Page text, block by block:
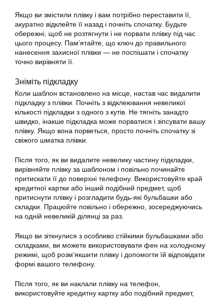
Якщо ви змістили плівку і вам потрібно переставити її,
акуратно відклейте її назад і почніть спочатку. Будьте
обережні, щоб не розтягнути і не порвати плівку під час
цього процесу. Пам’ятайте, що ключ до правильного
нанесення захисної плівки — не поспішати і спочатку
точно вирівняти її.
Зніміть підкладку
Коли шаблон встановлено на місце, настав час видалити
підкладку з плівки. Почніть з відклеювання невеликої
кількості підкладки з одного з кутів. Не тягніть занадто
швидко, інакше підкладка може порватися і зіпсувати вашу
плівку. Якщо вона порветься, просто почніть спочатку зі
свіжого шматка плівки.
Після того, як ви видалите невелику частину підкладки,
вирівняйте плівку за шаблоном і повільно починайте
притискати її до поверхні телефону. Використовуйте край
кредитної картки або інший подібний предмет, щоб
притиснути плівку і розгладити будь-які бульбашки або
складки. Працюйте повільно і обережно, зосереджуючись
на одній невеликій ділянці за раз.
Якщо ви зіткнулися з особливо стійкими бульбашками або
складками, ви можете використовувати фен на холодному
режимі, щоб розм’якшити плівку і допомогти їй відповідати
формі вашого телефону.
Після того, як ви наклали плівку на телефон,
використовуйте кредитну картку або подібний предмет,